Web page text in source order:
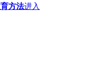
方法进入